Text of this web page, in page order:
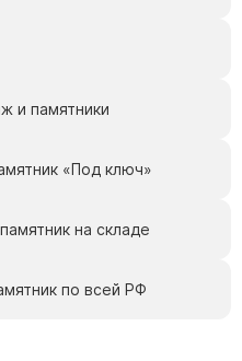
и памятники
«Под ключ»
на складе
по всей РФ